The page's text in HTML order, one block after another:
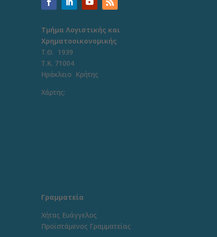
Τμήμα Λογιστικής και
Χρηματοοικονομικής
Τ.Θ. 1939
Τ.Κ. 71004
Ηράκλειο Κρήτης
Χάρτης:
Γραμματεία
Χήτας Ευάγγελος
Προϊστάμενος Γραμματείας